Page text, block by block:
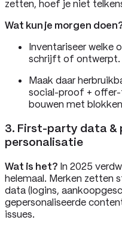
zetten, hoef je niet
Wat kun je morgen
Inventariseer welke
schrijft of ontwerpt.
Maak daar
social-proof + offer-
bouwen met
3. First-party data
personalisatie
Wat is het? In 2025
helemaal. Merken zetten
data (logins,
gepersonaliseerde
issues.